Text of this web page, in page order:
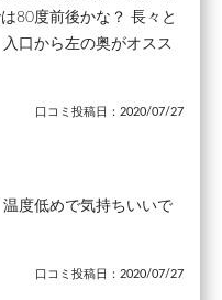
80度前後かな？ 長々と
口から左の奥がオスス
口コミ投稿日：2020/07/27
度低めで気持ちいいで
口コミ投稿日：2020/07/27